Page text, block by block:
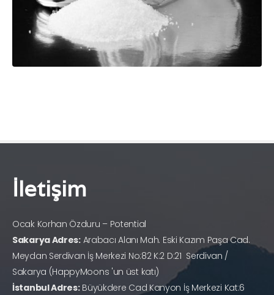
İletişim
Ocak Korhan Özduru – Potential
Sakarya Adres:Arabacı Alanı Mah. Eski Kazım Paşa Cad.
Meydan Serdivan İş Merkezi No:82 K:2 D:21 Serdivan /
Sakarya (HappyMoons 'un üst katı)
İstanbul Adres:Büyükdere Cad Kanyon İş Merkezi Kat:6